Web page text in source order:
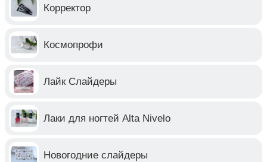
Корректор
Космопрофи
Лайк Слайдеры
Лаки для ногтей Alta Nivelo
Новогодние слайдеры